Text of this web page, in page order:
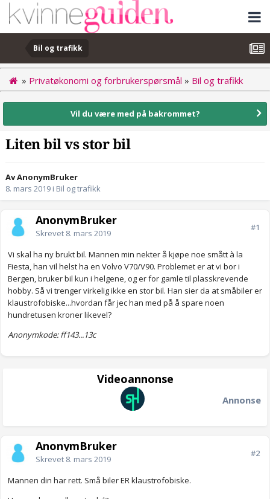
Bil og trafikk
» Privatøkonomi og forbrukerspørsmål » Bil og trafikk
Vil du være med på bakrommet?
Liten bil vs stor bil
Av AnonymBruker
8. mars 2019 i Bil og trafikk
AnonymBruker
Skrevet 8. mars 2019
#1
Vi skal ha ny brukt bil. Mannen min nekter å kjøpe noe smått à la
Fiesta, han vil helst ha en Volvo V70/V90. Problemet er at vi bor i
Bergen, bruker bil kun i helgene, og er for gamle til plasskrevende
hobby. Så vi trenger virkelig ikke en stor bil. Han sier da at småbiler er
klaustrofobiske...hvordan får jec han med på å spare noen
hundretusen kroner likevel?
Anonymkode: ff143...13c
Videoannonse
Annonse
AnonymBruker
Skrevet 8. mars 2019
#2
Mannen din har rett. Små biler ER klaustrofobiske.